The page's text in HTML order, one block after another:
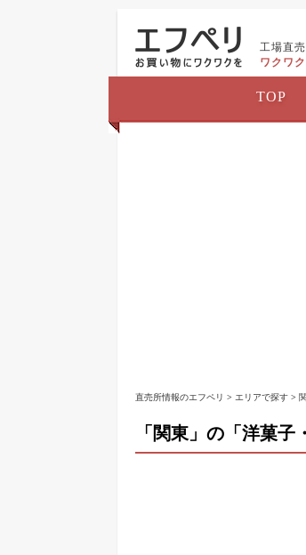
工場直
ワクワ
TOP
直売所情報のエフペリ > エリアで探す >
「関東」の「洋菓